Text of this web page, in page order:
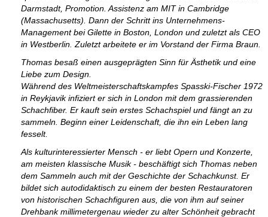
Darmstadt, Promotion. Assistenz am MIT in Cambridge
(Massachusetts). Dann der Schritt ins Unternehmens-
Management bei Gilette in Boston, London und zuletzt als CEO
in Westberlin. Zuletzt arbeitete er im Vorstand der Firma Braun.
Thomas besaß einen ausgeprägten Sinn für Ästhetik und eine
Liebe zum Design.
Während des Weltmeisterschaftskampfes Spasski-Fischer 1972
in Reykjavik infiziert er sich in London mit dem grassierenden
Schachfiber. Er kauft sein erstes Schachspiel und fängt an zu
sammeln. Beginn einer Leidenschaft, die ihn ein Leben lang
fesselt.
Als kulturinteressierter Mensch - er liebt Opern und Konzerte,
am meisten klassische Musik - beschäftigt sich Thomas neben
dem Sammeln auch mit der Geschichte der Schachkunst. Er
bildet sich autodidaktisch zu einem der besten Restauratoren
von historischen Schachfiguren aus, die von ihm auf seiner
Drehbank millimetergenau wieder zu alter Schönheit gebracht